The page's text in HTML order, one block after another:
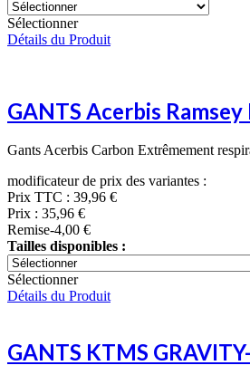
Sélectionner
Détails du Produit
GANTS Acerbis
Gants Acerbis Carbon Extrêmement
modificateur de prix des variantes :
Prix TTC : 39,96 €
Prix : 35,96 €
Remise-4,00 €
Tailles disponibles :
Sélectionner
Détails du Produit
GANTS KTMS